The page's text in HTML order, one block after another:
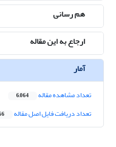
هم رسانی
ارجاع به این مقاله
آمار
تعداد مشاهده مقاله 6,064
تعداد دریافت فایل اصل مقاله